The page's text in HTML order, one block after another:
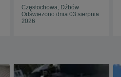
Częstochowa, Dźbów
Odświeżono dnia 03 sierpnia
2026